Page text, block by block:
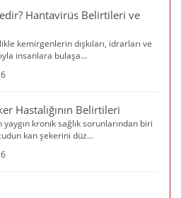
Hantavirüs Belirtileri ve
kemirgenlerin dışkıları, idrarları ve
insanlara bulaşa...
Hastalığının Belirtileri
yaygın kronik sağlık sorunlarından biri
kan şekerini düz...